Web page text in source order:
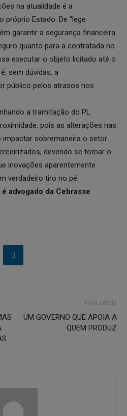
na atualidade é a
próprio Estado. De “lege
garantir a segurança financeira
quanto para a contratada no
executar o objeto licitado até o
sem dúvidas, a
público pelos atrasos nos
a tramitação do PL
pois as alterações nas
sobremaneira o setor
devendo se tomar o
inovações aparentemente
verdadeiro tiro no pé.
é advogado da Cebrasse
Next article
UM GOVERNO QUE APOIA A
QUEM PRODUZ